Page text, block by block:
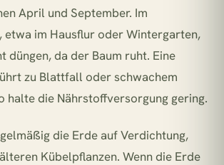
April und September. Im
im Hausflur oder Wintergarten,
düngen, da der Baum ruht. Eine
zu Blattfall oder schwachem
halte die Nährstoffversorgung gering.
die Erde auf Verdichtung,
Kübelpflanzen. Wenn die Erde